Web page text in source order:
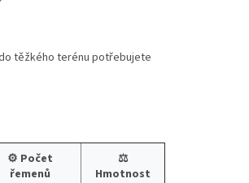
těžkého terénu potřebujete
⚙️ Počet
řemenů
⚖️
Hmotnost